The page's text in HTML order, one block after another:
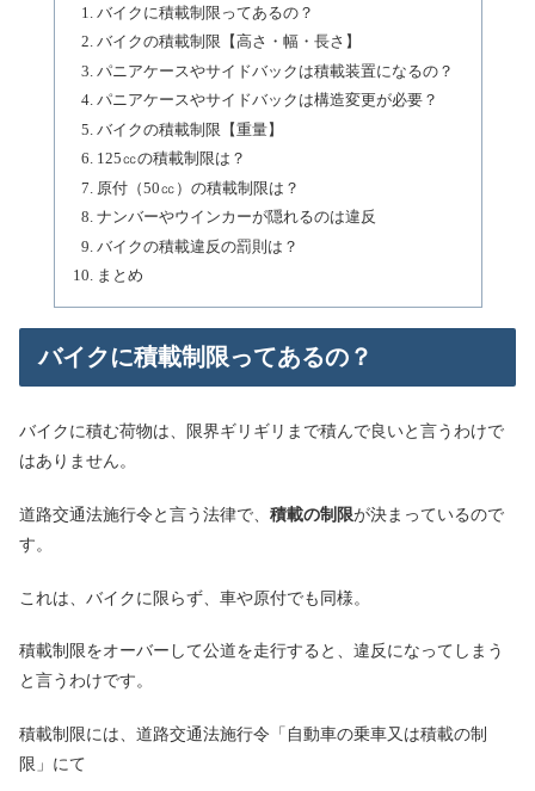
バイクに積載制限ってあるの？
バイクの積載制限【高さ・幅・長さ】
パニアケースやサイドバックは積載装置になるの？
パニアケースやサイドバックは構造変更が必要？
バイクの積載制限【重量】
125㏄の積載制限は？
原付（50㏄）の積載制限は？
ナンバーやウインカーが隠れるのは違反
バイクの積載違反の罰則は？
まとめ
バイクに積載制限ってあるの？
バイクに積む荷物は、限界ギリギリまで積んで良いと言うわけで
はありません。
道路交通法施行令と言う法律で、 積載の制限が決まっているので
す。
これは、バイクに限らず、車や原付でも同様。
積載制限をオーバーして公道を走行すると、違反になってしまう
と言うわけです。
積載制限には、道路交通法施行令「自動車の乗車又は積載の制
限」にて